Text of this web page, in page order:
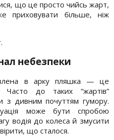
що це просто чийсь жарт,
приховувати більше, ніж
небезпеки
в арку пляшка — це
Часто до таких “жартів”
з дивним почуттям гумору.
може бути спробою
водія до колеса й змусити
що сталося.